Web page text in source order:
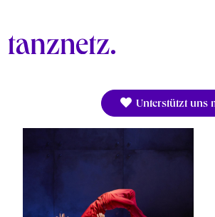
Unterstützt uns